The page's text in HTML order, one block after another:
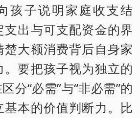
孩子说明家庭收支结
出与可支配资金的界
大额消费背后自身家
。要把孩子视为独立的
分“必需”与“非必需”的
本的价值判断力。比